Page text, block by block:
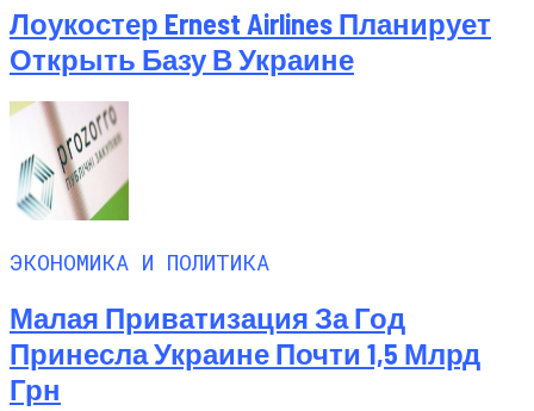
Лоукостер Ernest Airlines Планирует
Открыть Базу В Украине
ЭКОНОМИКА И ПОЛИТИКА
Малая Приватизация За Год
Принесла Украине Почти 1,5 Млрд
Грн